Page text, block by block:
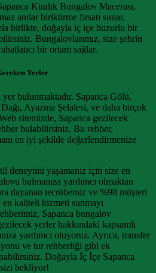
Kiralık Bungalov Macerası,
anılar biriktirme fırsatı sunar.
birlikte, doğayla iç içe huzurlu bir
Bungalovlarımız, size şehrin
bir ortam sağlar.
Yerler
bulunmaktadır. Sapanca Gölü,
Ayazma Şelalesi, ve daha birçok
sitemizde, Sapanca gezilecek
bulabilirsiniz. Bu rehber,
en iyi şekilde değerlendirmenize
deneyimi yaşamanız için size en
bulmanıza yardımcı olmaktan
dayanan tecrübemiz ve %98 müşteri
en kaliteli hizmeti sunmayı
Sapanca bungalov
yerler hakkındaki kapsamlı
yardımcı oluyoruz. Ayrıca, transfer
ve tur rehberliği gibi ek
Doğayla İç İçe Sapanca
bekliyor!